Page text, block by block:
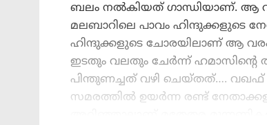
ബലം നൽകിയത് ഗാന്ധിയാണ്. ആ
മലബാറിലെ പാവം ഹിന്ദുക്കളുടെ
ഹിന്ദുക്കളുടെ ചോരയിലാണ് ആ
ഇടതും വലതും ചേർന്ന്
പിന്തുണച്ചത് വഴി ചെയ്തത്…. വഖഫ്
സമരത്തിൽ ഉയർന്ന രണ്ട്